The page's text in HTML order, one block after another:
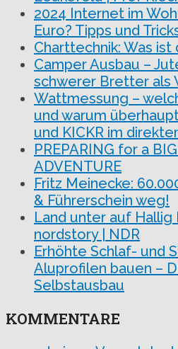
2024 Internet im
Euro? Tipps und
Charttechnik: Was ist
Camper Ausbau –
schwerer Bretter als
Wattmessung –
und warum
und KICKR im
PREPARING for a
ADVENTURE
Fritz Meinecke:
& Führerschein weg!
Land unter auf Hallig
nordstory | NDR
Erhöhte Schlaf- und
Aluprofilen bauen –
Selbstausbau
KOMMENTARE